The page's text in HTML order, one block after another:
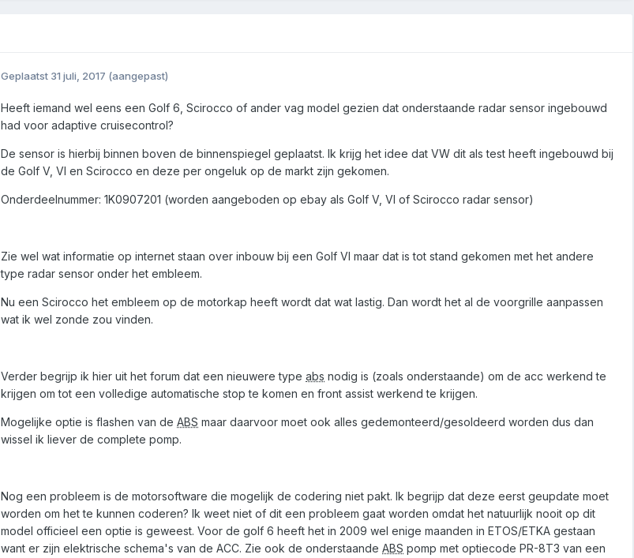
Geplaatst 31 juli, 2017 (aangepast)
Heeft iemand wel eens een Golf 6, Scirocco of ander vag model gezien dat onderstaande radar sensor ingebouwd
had voor adaptive cruisecontrol?
De sensor is hierbij binnen boven de binnenspiegel geplaatst. Ik krijg het idee dat VW dit als test heeft ingebouwd bij
de Golf V, VI en Scirocco en deze per ongeluk op de markt zijn gekomen.
Onderdeelnummer: 1K0907201 (worden aangeboden op ebay als Golf V, VI of Scirocco radar sensor)
Zie wel wat informatie op internet staan over inbouw bij een Golf VI maar dat is tot stand gekomen met het andere
type radar sensor onder het embleem.
Nu een Scirocco het embleem op de motorkap heeft wordt dat wat lastig. Dan wordt het al de voorgrille aanpassen
wat ik wel zonde zou vinden.
Verder begrijp ik hier uit het forum dat een nieuwere type abs nodig is (zoals onderstaande) om de acc werkend te
krijgen om tot een volledige automatische stop te komen en front assist werkend te krijgen.
Mogelijke optie is flashen van de ABS maar daarvoor moet ook alles gedemonteerd/gesoldeerd worden dus dan
wissel ik liever de complete pomp.
Nog een probleem is de motorsoftware die mogelijk de codering niet pakt. Ik begrijp dat deze eerst geupdate moet
worden om het te kunnen coderen? Ik weet niet of dit een probleem gaat worden omdat het natuurlijk nooit op dit
model officieel een optie is geweest. Voor de golf 6 heeft het in 2009 wel enige maanden in ETOS/ETKA gestaan
want er zijn elektrische schema's van de ACC. Zie ook de onderstaande ABS pomp met optiecode PR-8T3 van een